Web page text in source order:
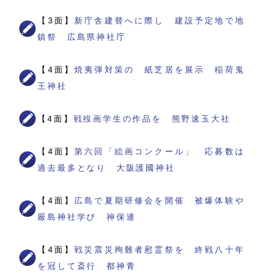
【3面】 新庁舎建替へに際し 建設予定地で地
鎮祭 広島県神社庁
【4面】焼夷弾対策の 紙芝居を展示 稲荷鬼
王神社
【4面】 戦歿画学生の作品を 熊野速玉大社
【4面】第六回「絵画コンクール」 応募数は
過去最多となり 大阪護國神社
【4面】 広島で夏期研修会を開催 被爆体験や
嚴島神社学び 神保連
【4面】戦災震災殉難者慰霊祭を 終戦八十年
を冠して斎行 都神青